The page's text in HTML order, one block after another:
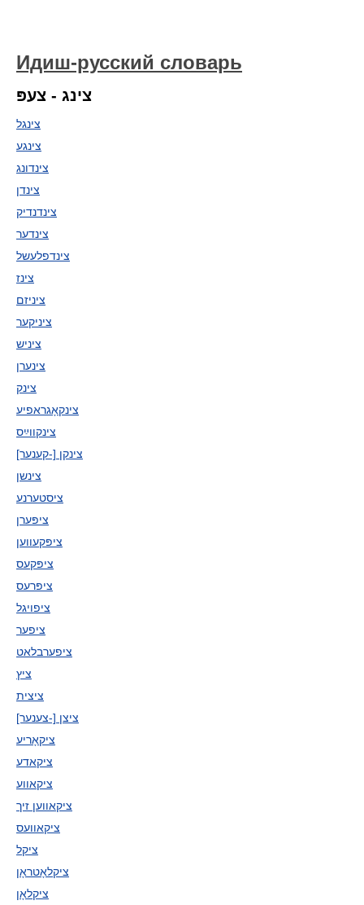
Идиш-русский словарь
צינג - צעפּ
צינגל
צינגע
צינדונג
צינדן
צינדנדיק
צינדער
צינדפלעשל
צינז
ציניזם
ציניקער
ציניש
צינערן
צינק
צינקאָגראפיע
צינקווײַס
צינקן [-קענער]
צינשן
ציסטערנע
ציפּערן
ציפּקעווען
ציפּקעס
ציפּרעס
ציפויגל
ציפער
ציפערבלאט
ציץ
ציצית
ציצן [-צענער]
ציקאָריע
ציקאדע
ציקאווע
ציקאווען זיך
ציקאוועס
ציקל
ציקלאָטראָן
ציקלאָן